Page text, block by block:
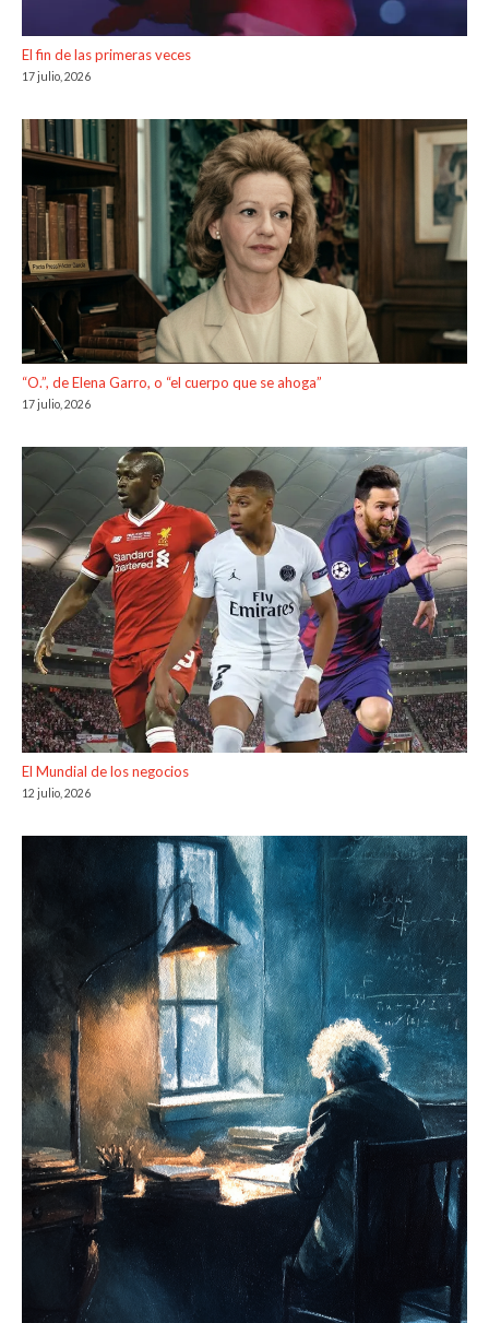
El fin de las primeras veces
17 julio, 2026
“O.”, de Elena Garro, o “el cuerpo que se ahoga”
17 julio, 2026
El Mundial de los negocios
12 julio, 2026